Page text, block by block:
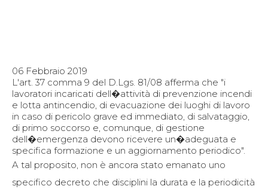
06 Febbraio 2019
L'art. 37 comma 9 del D.Lgs. 81/08 afferma che "i
lavoratori incaricati dell�attività di prevenzione incendi
e lotta antincendio, di evacuazione dei luoghi di lavoro
in caso di pericolo grave ed immediato, di salvataggio,
di primo soccorso e, comunque, di gestione
dell�emergenza devono ricevere un�adeguata e
specifica formazione e un aggiornamento periodico".
A tal proposito, non è ancora stato emanato uno
specifico decreto che disciplini la durata e la periodicità